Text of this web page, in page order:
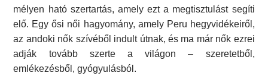
mélyen ható szertartás, amely ezt a megtisztulást segíti
elő. Egy ősi női hagyomány, amely Peru hegyvidékeiről,
az andoki nők szívéből indult útnak, és ma már nők ezrei
adják tovább szerte a világon – szeretetből,
emlékezésből, gyógyulásból.